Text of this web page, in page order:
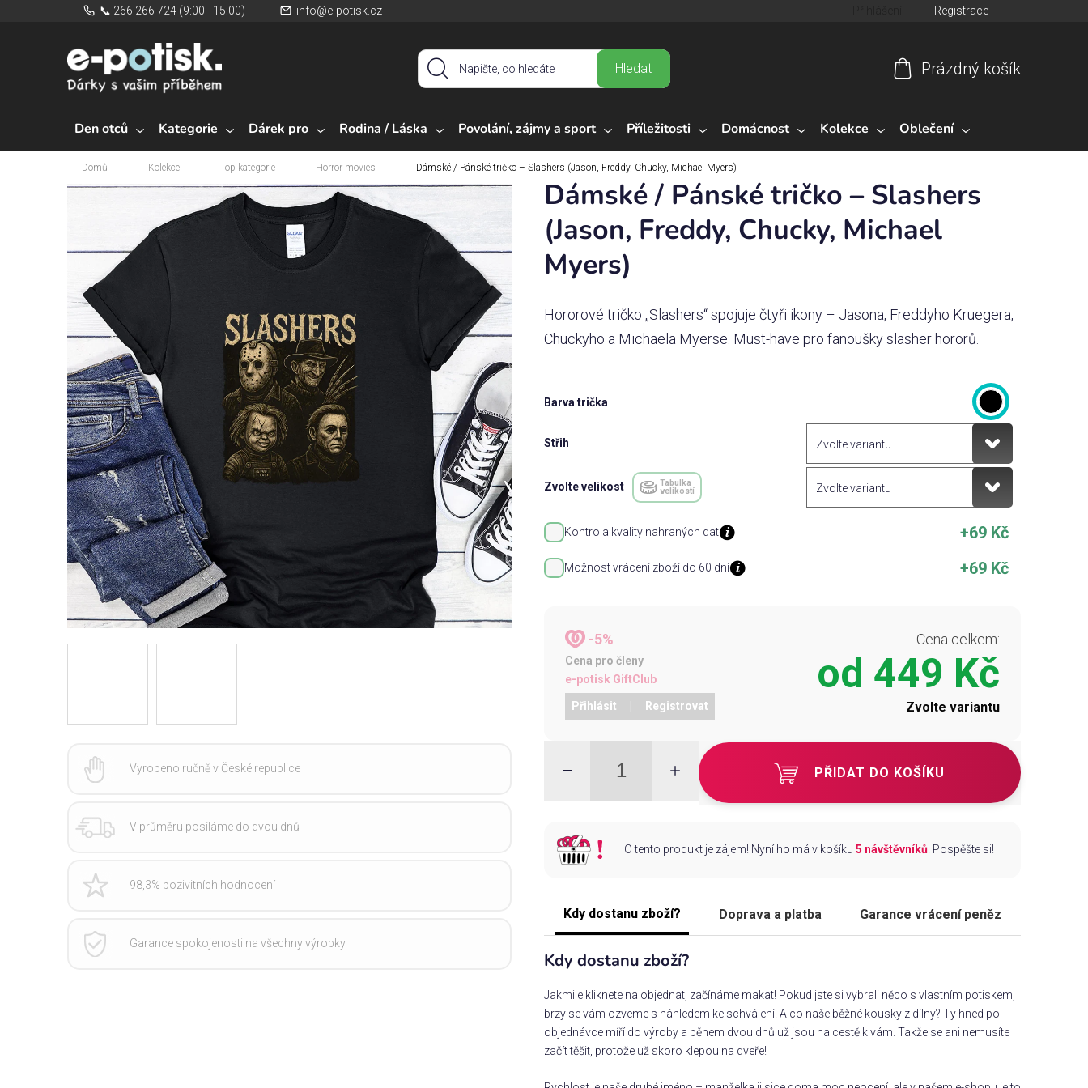
📞 266 266 724 (9:00 - 15:00) info@e-potisk.cz Registrace
Hledat
košík
Prázdný košík
Den otců Kategorie Dárek pro Rodina / Láska Povolání, zájmy a sport Příležitosti Domácnost Kolekce Oblečení
Domů
Domů Kolekce Top kategorie Horror movies Dámské / Pánské tričko – Slashers (Jason, Freddy, Chucky, Michael Myers)
Dámské / Pánské tričko – Slashers
(Jason, Freddy, Chucky, Michael
Myers)
Hororové tričko „Slashers“ spojuje čtyři ikony – Jasona, Freddyho Kruegera,
Chuckyho a Michaela Myerse. Must-have pro fanoušky slasher hororů.
Barva trička
Střih
Zvolte velikost
Tabulka
velikostí
Kontrola kvality nahraných dat +69 Kč
Možnost vrácení zboží do 60 dní +69 Kč
-5%
Cena pro členy
e-potisk GiftClub
Přihlásit Registrovat
Cena celkem:
od 449 Kč
Zvolte variantu
PŘIDAT DO KOŠÍKU
O tento produkt je zájem! Nyní ho má v košíku 5 návštěvníků. Pospěšte si!
Kdy dostanu zboží? Doprava a platba Garance vrácení peněz
Kdy dostanu zboží?
Jakmile kliknete na objednat, začínáme makat! Pokud jste si vybrali něco s vlastním potiskem,
brzy se vám ozveme s náhledem ke schválení. A co naše běžné kousky z dílny? Ty hned po
objednávce míří do výroby a během dvou dnů už jsou na cestě k vám. Takže se ani nemusíte
začít těšit, protože už skoro klepou na dveře!
Vyrobeno ručně v České republice
V průměru posíláme do dvou dnů
98,3% pozivitních hodnocení
Garance spokojenosti na všechny výrobky